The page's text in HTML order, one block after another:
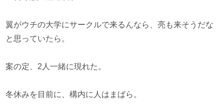
翼がウチの大学にサークルで来るんなら、亮も来そうだな
と思っていたら。
案の定、2人一緒に現れた。
冬休みを目前に、構内に人はまばら。